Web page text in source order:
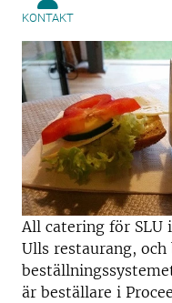
KONTAKT
All catering för SLU
Ulls restaurang,
är beställare i